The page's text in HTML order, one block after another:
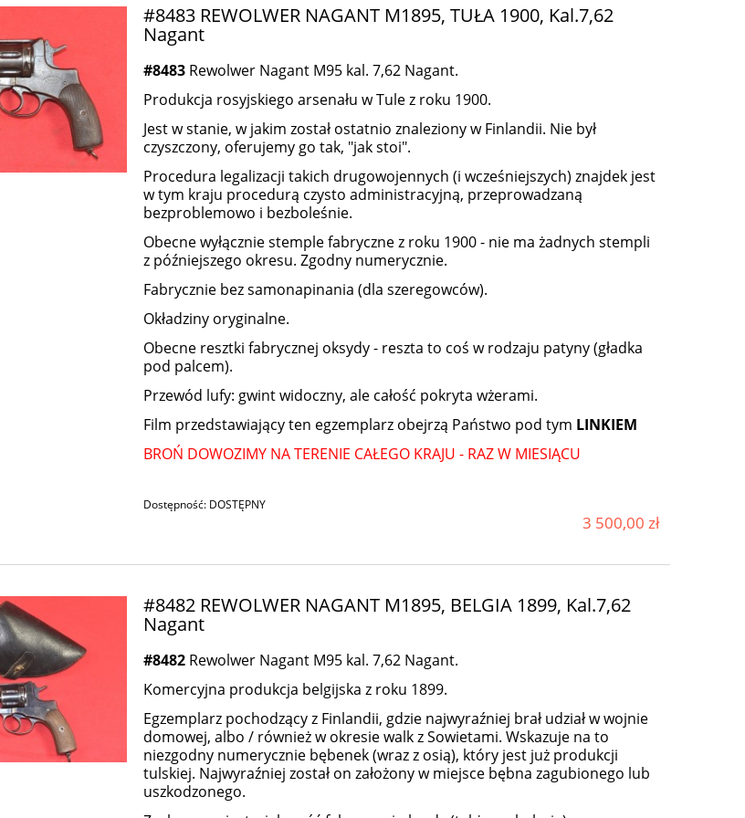
#8483 REWOLWER NAGANT M1895, TUŁA 1900, Kal.7,62
Nagant
#8483 Rewolwer Nagant M95 kal. 7,62 Nagant.
Produkcja rosyjskiego arsenału w Tule z roku 1900.
Jest w stanie, w jakim został ostatnio znaleziony w Finlandii. Nie był
czyszczony, oferujemy go tak, "jak stoi".
Procedura legalizacji takich drugowojennych (i wcześniejszych) znajdek jest
w tym kraju procedurą czysto administracyjną, przeprowadzaną
bezproblemowo i bezboleśnie.
Obecne wyłącznie stemple fabryczne z roku 1900 - nie ma żadnych stempli
z późniejszego okresu. Zgodny numerycznie.
Fabrycznie bez samonapinania (dla szeregowców).
Okładziny oryginalne.
Obecne resztki fabrycznej oksydy - reszta to coś w rodzaju patyny (gładka
pod palcem).
Przewód lufy: gwint widoczny, ale całość pokryta wżerami.
Film przedstawiający ten egzemplarz obejrzą Państwo pod tym LINKIEM
BROŃ DOWOZIMY NA TERENIE CAŁEGO KRAJU - RAZ W MIESIĄCU
Dostępność: DOSTĘPNY
3 500,00 zł
#8482 REWOLWER NAGANT M1895, BELGIA 1899, Kal.7,62
Nagant
#8482 Rewolwer Nagant M95 kal. 7,62 Nagant.
Komercyjna produkcja belgijska z roku 1899.
Egzemplarz pochodzący z Finlandii, gdzie najwyraźniej brał udział w wojnie
domowej, albo / również w okresie walk z Sowietami. Wskazuje na to
niezgodny numerycznie bębenek (wraz z osią), który jest już produkcji
tulskiej. Najwyraźniej został on założony w miejsce bębna zagubionego lub
uszkodzonego.